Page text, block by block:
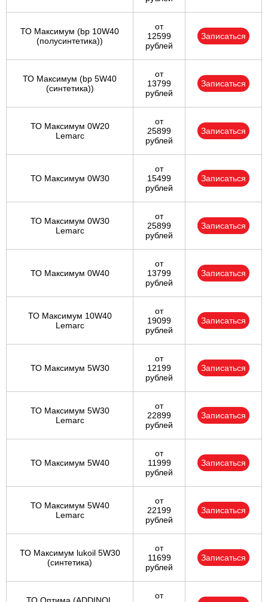
ТО Максимум (bp 10W40
(полусинтетика))
от
12599
рублей
Записаться
ТО Максимум (bp 5W40
(синтетика))
от
13799
рублей
Записаться
ТО Максимум 0W20
Lemarc
от
25899
рублей
Записаться
ТО Максимум 0W30
от
15499
рублей
Записаться
ТО Максимум 0W30
Lemarc
от
25899
рублей
Записаться
ТО Максимум 0W40
от
13799
рублей
Записаться
ТО Максимум 10W40
Lemarc
от
19099
рублей
Записаться
ТО Максимум 5W30
от
12199
рублей
Записаться
ТО Максимум 5W30
Lemarc
от
22899
рублей
Записаться
ТО Максимум 5W40
от
11999
рублей
Записаться
ТО Максимум 5W40
Lemarc
от
22199
рублей
Записаться
ТО Максимум lukoil 5W30
(синтетика)
от
11699
рублей
Записаться
от